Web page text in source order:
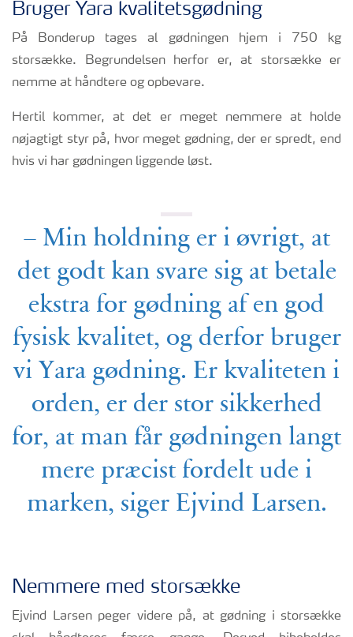
Bruger Yara kvalitetsgødning
På Bonderup tages al gødningen hjem i 750 kg
storsække. Begrundelsen herfor er, at storsække er
nemme at håndtere og opbevare.
Hertil kommer, at det er meget nemmere at holde
nøjagtigt styr på, hvor meget gødning, der er spredt, end
hvis vi har gødningen liggende løst.
– Min holdning er i øvrigt, at
det godt kan svare sig at betale
ekstra for gødning af en god
fysisk kvalitet, og derfor bruger
vi Yara gødning. Er kvaliteten i
orden, er der stor sikkerhed
for, at man får gødningen langt
mere præcist fordelt ude i
marken, siger Ejvind Larsen.
Nemmere med storsække
Ejvind Larsen peger videre på, at gødning i storsække